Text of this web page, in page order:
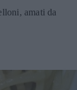
amati da